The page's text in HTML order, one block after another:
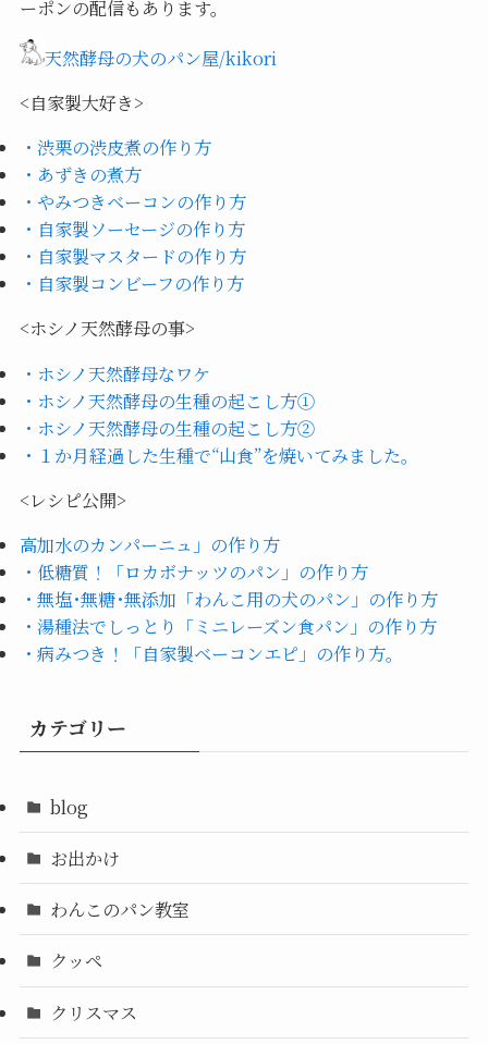
ーポンの配信もあります。
天然酵母の犬のパン屋/kikori
<自家製大好き>
・渋栗の渋皮煮の作り方
・あずきの煮方
・やみつきベーコンの作り方
・自家製ソーセージの作り方
・自家製マスタードの作り方
・自家製コンビーフの作り方
<ホシノ天然酵母の事>
・ホシノ天然酵母なワケ
・ホシノ天然酵母の生種の起こし方①
・ホシノ天然酵母の生種の起こし方②
・１か月経過した生種で“山食”を焼いてみました。
<レシピ公開>
高加水のカンパーニュ」の作り方
・低糖質！「ロカボナッツのパン」の作り方
・無塩･無糖･無添加「わんこ用の犬のパン」の作り方
・湯種法でしっとり「ミニレーズン食パン」の作り方
・病みつき！「自家製ベーコンエピ」の作り方。
カテゴリー
blog
お出かけ
わんこのパン教室
クッペ
クリスマス